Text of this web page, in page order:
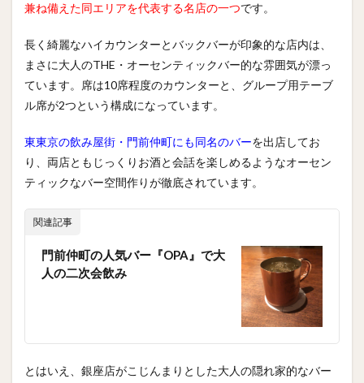
兼ね備えた同エリアを代表する名店の一つです。
長く綺麗なハイカウンターとバックバーが印象的な店内は、
まさに大人のTHE・オーセンティックバー的な雰囲気が漂っ
ています。席は10席程度のカウンターと、グループ用テーブ
ル席が2つという構成になっています。
東東京の飲み屋街・門前仲町にも同名のバーを出店してお
り、両店ともじっくりお酒と会話を楽しめるようなオーセン
ティックなバー空間作りが徹底されています。
関連記事
門前仲町の人気バー『OPA』で大
人の二次会飲み
とはいえ、銀座店がこじんまりとした大人の隠れ家的なバー